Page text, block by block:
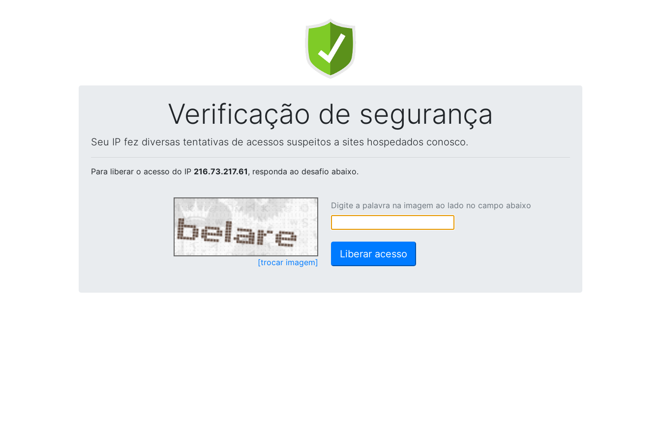
Verificação de segurança
Seu IP fez diversas tentativas de acessos suspeitos a sites hospedados conosco.
Para liberar o acesso do IP 216.73.217.61, responda ao desafio abaixo.
[trocar imagem]
Digite a palavra na imagem ao lado no campo abaixo